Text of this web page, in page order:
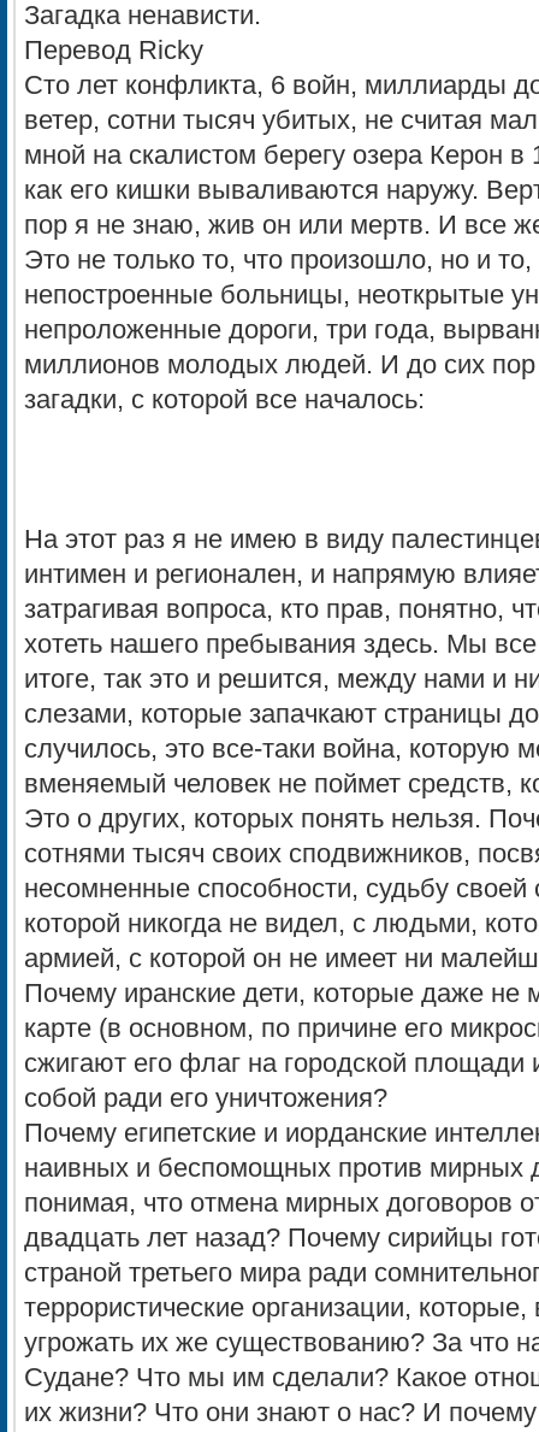
Загадка ненависти.
Перевод Ricky
Сто лет конфликта, 6 войн, миллиарды
ветер, сотни тысяч убитых, не считая
мной на скалистом берегу озера Керон
как его кишки вываливаются наружу.
пор я не знаю, жив он или мертв. И все
Это не только то, что произошло, но и
непостроенные больницы, неоткрытые
непроложенные дороги, три года,
миллионов молодых людей. И до сих
загадки, с которой все началось:
На этот раз я не имею в виду
интимен и регионален, и напрямую
затрагивая вопроса, кто прав, понятно,
хотеть нашего пребывания здесь. Мы
итоге, так это и решится, между нами и
слезами, которые запачкают страницы
случилось, это все-таки война, которую
вменяемый человек не поймет средств,
Это о других, которых понять нельзя.
сотнями тысяч своих сподвижников,
несомненные способности, судьбу
которой никогда не видел, с людьми,
армией, с которой он не имеет ни
Почему иранские дети, которые даже не
карте (в основном, по причине его
сжигают его флаг на городской площади
собой ради его уничтожения?
Почему египетские и иорданские
наивных и беспомощных против мирных
понимая, что отмена мирных договоров
двадцать лет назад? Почему сирийцы
страной третьего мира ради
террористические организации, которые,
угрожать их же существованию? За что
Судане? Что мы им сделали? Какое
их жизни? Что они знают о нас? И